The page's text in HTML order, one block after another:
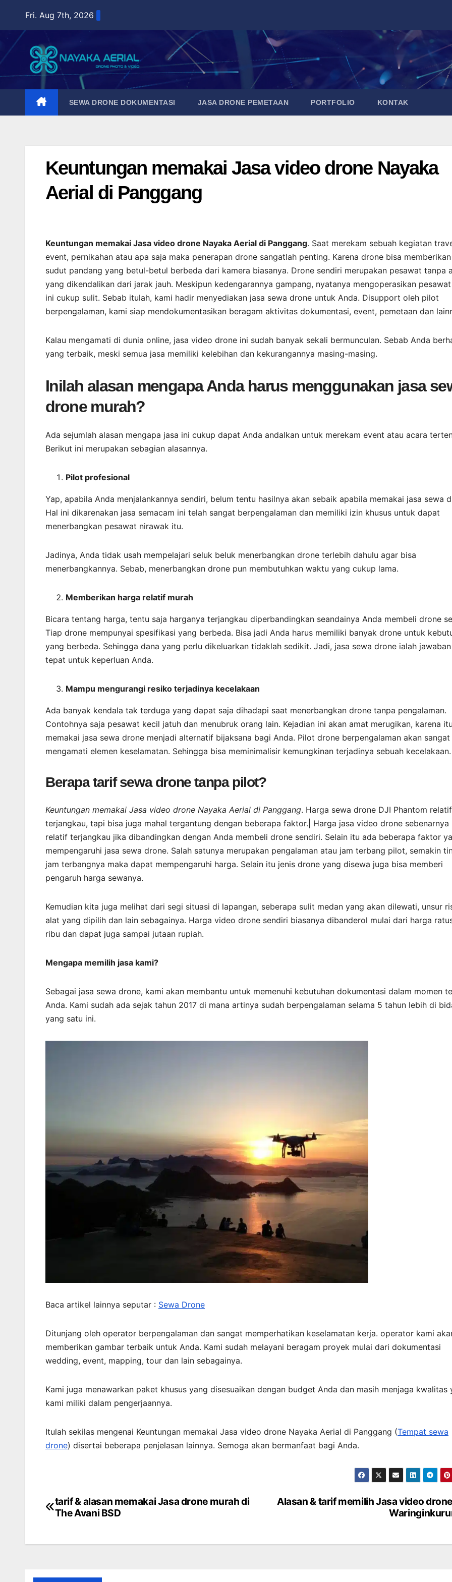
content
Fri. Aug 7th, 2026
SEWA DRONE DOKUMENTASI JASA DRONE PEMETAAN PORTFOLIO KONTAK
Keuntungan memakai Jasa video drone Nayaka
Aerial di Panggang
Keuntungan memakai Jasa video drone Nayaka Aerial di Panggang. Saat merekam sebuah kegiatan
event, pernikahan atau apa saja maka penerapan drone sangatlah penting. Karena drone bisa memberikan
sudut pandang yang betul-betul berbeda dari kamera biasanya. Drone sendiri merupakan pesawat tanpa
yang dikendalikan dari jarak jauh. Meskipun kedengarannya gampang, nyatanya mengoperasikan
ini cukup sulit. Sebab itulah, kami hadir menyediakan jasa sewa drone untuk Anda. Disupport oleh pilot
berpengalaman, kami siap mendokumentasikan beragam aktivitas dokumentasi, event, pemetaan dan
Kalau mengamati di dunia online, jasa video drone ini sudah banyak sekali bermunculan. Sebab Anda
yang terbaik, meski semua jasa memiliki kelebihan dan kekurangannya masing-masing.
Inilah alasan mengapa Anda harus menggunakan jasa
drone murah?
Ada sejumlah alasan mengapa jasa ini cukup dapat Anda andalkan untuk merekam event atau acara
Berikut ini merupakan sebagian alasannya.
Pilot profesional
Yap, apabila Anda menjalankannya sendiri, belum tentu hasilnya akan sebaik apabila memakai jasa sewa
Hal ini dikarenakan jasa semacam ini telah sangat berpengalaman dan memiliki izin khusus untuk dapat
menerbangkan pesawat nirawak itu.
Jadinya, Anda tidak usah mempelajari seluk beluk menerbangkan drone terlebih dahulu agar bisa
menerbangkannya. Sebab, menerbangkan drone pun membutuhkan waktu yang cukup lama.
Memberikan harga relatif murah
Bicara tentang harga, tentu saja harganya terjangkau diperbandingkan seandainya Anda membeli drone
Tiap drone mempunyai spesifikasi yang berbeda. Bisa jadi Anda harus memiliki banyak drone untuk
yang berbeda. Sehingga dana yang perlu dikeluarkan tidaklah sedikit. Jadi, jasa sewa drone ialah jawaban
tepat untuk keperluan Anda.
Mampu mengurangi resiko terjadinya kecelakaan
Ada banyak kendala tak terduga yang dapat saja dihadapi saat menerbangkan drone tanpa pengalaman.
Contohnya saja pesawat kecil jatuh dan menubruk orang lain. Kejadian ini akan amat merugikan, karena
memakai jasa sewa drone menjadi alternatif bijaksana bagi Anda. Pilot drone berpengalaman akan sangat
mengamati elemen keselamatan. Sehingga bisa meminimalisir kemungkinan terjadinya sebuah kecelakaan.
Berapa tarif sewa drone tanpa pilot?
Keuntungan memakai Jasa video drone Nayaka Aerial di Panggang. Harga sewa drone DJI Phantom relatif
terjangkau, tapi bisa juga mahal tergantung dengan beberapa faktor.| Harga jasa video drone sebenarnya
relatif terjangkau jika dibandingkan dengan Anda membeli drone sendiri. Selain itu ada beberapa faktor
mempengaruhi jasa sewa drone. Salah satunya merupakan pengalaman atau jam terbang pilot, semakin
jam terbangnya maka dapat mempengaruhi harga. Selain itu jenis drone yang disewa juga bisa memberi
pengaruh harga sewanya.
Kemudian kita juga melihat dari segi situasi di lapangan, seberapa sulit medan yang akan dilewati, unsur
alat yang dipilih dan lain sebagainya. Harga video drone sendiri biasanya dibanderol mulai dari harga
ribu dan dapat juga sampai jutaan rupiah.
Mengapa memilih jasa kami?
Sebagai jasa sewa drone, kami akan membantu untuk memenuhi kebutuhan dokumentasi dalam momen
Anda. Kami sudah ada sejak tahun 2017 di mana artinya sudah berpengalaman selama 5 tahun lebih di
yang satu ini.
Baca artikel lainnya seputar : Sewa Drone
Ditunjang oleh operator berpengalaman dan sangat memperhatikan keselamatan kerja. operator kami
memberikan gambar terbaik untuk Anda. Kami sudah melayani beragam proyek mulai dari dokumentasi
wedding, event, mapping, tour dan lain sebagainya.
Kami juga menawarkan paket khusus yang disesuaikan dengan budget Anda dan masih menjaga kwalitas
kami miliki dalam pengerjaannya.
Itulah sekilas mengenai Keuntungan memakai Jasa video drone Nayaka Aerial di Panggang (Tempat sewa
drone) disertai beberapa penjelasan lainnya. Semoga akan bermanfaat bagi Anda.
Post
Alasan & tarif memilih Jasa video
tarif & alasan memakai Jasa drone murah di
The Avani BSD